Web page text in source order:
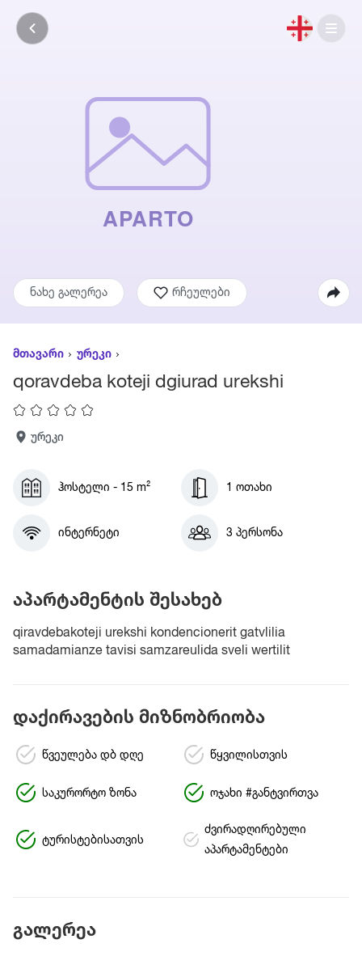
ნახე გალერეა რჩეულები
მთავარი ურეკი
qoravdeba koteji dgiurad urekshi
ურეკი
ჰოსტელი - 15 m² 1 ოთახი
ინტერნეტი 3 პერსონა
აპარტამენტის შესახებ
qiravdebakoteji urekshi kondencionerit gatvlilia
samadamianze tavisi samzareulida sveli wertilit
დაქირავების მიზნობრიობა
წვეულება დბ დღე წყვილისთვის
საკურორტო ზონა ოჯახი #განტვირთვა
ტურისტებისათვის
ძვირადღირებული
აპარტამენტები
გალერეა